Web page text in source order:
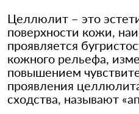
Целлюлит – это
поверхности кожи,
проявляется
кожного рельефа,
повышением
проявления
сходства, называют